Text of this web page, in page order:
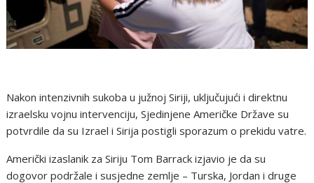
Nakon intenzivnih sukoba u južnoj Siriji, uključujući i direktnu
izraelsku vojnu intervenciju, Sjedinjene Američke Države su
potvrdile da su Izrael i Sirija postigli sporazum o prekidu vatre.
Američki izaslanik za Siriju Tom Barrack izjavio je da su
dogovor podržale i susjedne zemlje – Turska, Jordan i druge